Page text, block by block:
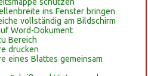
ins Fenster bringen
vollständig am Bildschirm
Word-Dokument
Bereich
drucken
eines Blattes gemeinsam